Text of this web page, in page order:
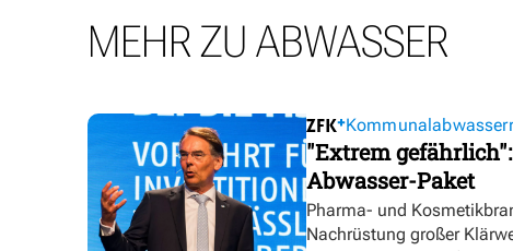
MEHR ZU ABWASSER
"Extrem
Abwasser-Paket
Pharma- und
Nachrüstung großer